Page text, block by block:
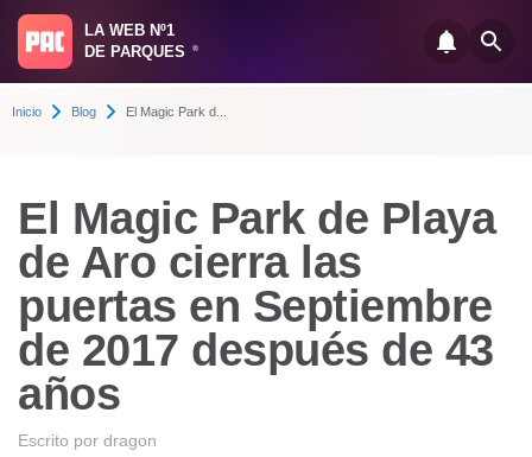
LA WEB Nº1
DE PARQUES
®
Inicio Blog El Magic Park d...
El Magic Park de Playa
de Aro cierra las
puertas en Septiembre
de 2017 después de 43
años
Escrito por dragon